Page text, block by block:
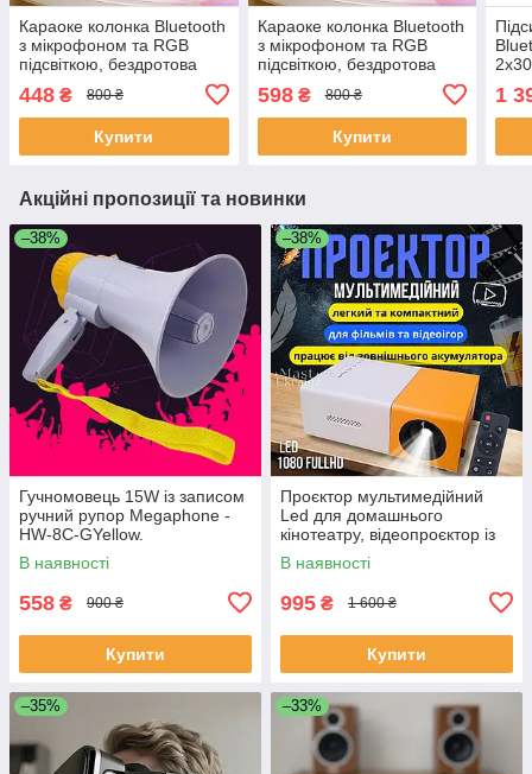
Караоке колонка Bluetooth
з мікрофоном та RGB
підсвіткою, бездротова
AUX Бежева, K12-Beige
448 ₴ 800 ₴
Купити
Караоке колонка Bluetooth
з мікрофоном та RGB
підсвіткою, бездротова
AUX Блакитна, K12-Blue
598₴ 800 ₴
Купити
1
Акційні пропозиції та новинки
–38%
Гучномовець 15W із записом
ручний рупор Megaphone -
HW-8C-GYellow.
В наявності
558 ₴ 900 ₴
Купити
–38%
Проєктор мультимедійний
Led для домашнього
кінотеатру, відеопроєктор із
динаміком і пультом, YG-300-
WYellow
В наявності
995 ₴ 1 600 ₴
Купити
–35% –33%